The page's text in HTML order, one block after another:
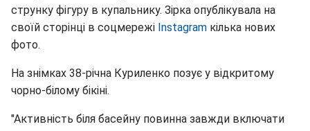
струнку фігуру в купальнику. Зірка опублікувала на
своїй сторінці в соцмережі Instagram кілька нових
фото.
На знімках 38-річна Куриленко позує у відкритому
чорно-білому бікіні.
"Активність біля басейну повинна завжди включати